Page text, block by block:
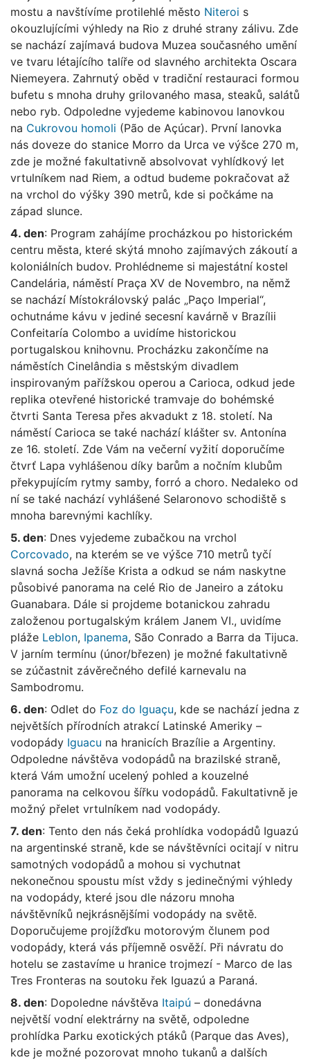
mostu a navštívíme protilehlé město Niteroi s
okouzlujícími výhledy na Rio z druhé strany zálivu. Zde
se nachází zajímavá budova Muzea současného umění
ve tvaru létajícího talíře od slavného architekta Oscara
Niemeyera. Zahrnutý oběd v tradiční restauraci formou
bufetu s mnoha druhy grilovaného masa, steaků, salátů
nebo ryb. Odpoledne vyjedeme kabinovou lanovkou
na Cukrovou homoli (Pão de Açúcar). První lanovka
nás doveze do stanice Morro da Urca ve výšce 270 m,
zde je možné fakultativně absolvovat vyhlídkový let
vrtulníkem nad Riem, a odtud budeme pokračovat až
na vrchol do výšky 390 metrů, kde si počkáme na
západ slunce.
4. den: Program zahájíme procházkou po historickém
centru města, které skýtá mnoho zajímavých zákoutí a
koloniálních budov. Prohlédneme si majestátní kostel
Candelária, náměstí Praça XV de Novembro, na němž
se nachází Místokrálovský palác „Paço Imperial“,
ochutnáme kávu v jediné secesní kavárně v Brazílii
Confeitaría Colombo a uvidíme historickou
portugalskou knihovnu. Procházku zakončíme na
náměstích Cinelândia s městským divadlem
inspirovaným pařížskou operou a Carioca, odkud jede
replika otevřené historické tramvaje do bohémské
čtvrti Santa Teresa přes akvadukt z 18. století. Na
náměstí Carioca se také nachází klášter sv. Antonína
ze 16. století. Zde Vám na večerní vyžití doporučíme
čtvrť Lapa vyhlášenou díky barům a nočním klubům
překypujícím rytmy samby, forró a choro. Nedaleko od
ní se také nachází vyhlášené Selaronovo schodiště s
mnoha barevnými kachlíky.
5. den: Dnes vyjedeme zubačkou na vrchol
Corcovado, na kterém se ve výšce 710 metrů tyčí
slavná socha Ježíše Krista a odkud se nám naskytne
působivé panorama na celé Rio de Janeiro a zátoku
Guanabara. Dále si projdeme botanickou zahradu
založenou portugalským králem Janem VI., uvidíme
pláže Leblon, Ipanema, São Conrado a Barra da Tijuca.
V jarním termínu (únor/březen) je možné fakultativně
se zúčastnit závěrečného defilé karnevalu na
Sambodromu.
6. den: Odlet do Foz do Iguaçu, kde se nachází jedna z
největších přírodních atrakcí Latinské Ameriky –
vodopády Iguacu na hranicích Brazílie a Argentiny.
Odpoledne návštěva vodopádů na brazilské straně,
která Vám umožní ucelený pohled a kouzelné
panorama na celkovou šířku vodopádů. Fakultativně je
možný přelet vrtulníkem nad vodopády.
7. den: Tento den nás čeká prohlídka vodopádů Iguazú
na argentinské straně, kde se návštěvníci ocitají v nitru
samotných vodopádů a mohou si vychutnat
nekonečnou spoustu míst vždy s jedinečnými výhledy
na vodopády, které jsou dle názoru mnoha
návštěvníků nejkrásnějšími vodopády na světě.
Doporučujeme projížďku motorovým člunem pod
vodopády, která vás příjemně osvěží. Při návratu do
hotelu se zastavíme u hranice trojmezí - Marco de las
Tres Fronteras na soutoku řek Iguazú a Paraná.
8. den: Dopoledne návštěva Itaipú – donedávna
největší vodní elektrárny na světě, odpoledne
prohlídka Parku exotických ptáků (Parque das Aves),
kde je možné pozorovat mnoho tukanů a dalších